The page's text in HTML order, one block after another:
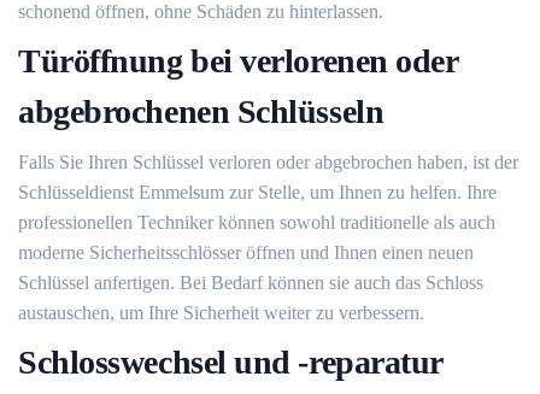
schonend öffnen, ohne Schäden zu hinterlassen.​
Türöffnung bei verlorenen oder
abgebrochenen Schlüsseln
Falls Sie Ihren Schlüssel verloren oder abgebrochen haben, ist der
Schlüsseldienst Emmelsum zur Stelle, um Ihnen zu helfen.​ Ihre
professionellen Techniker können sowohl traditionelle als auch
moderne Sicherheitsschlösser öffnen und Ihnen einen neuen
Schlüssel anfertigen.​ Bei Bedarf können sie auch das Schloss
austauschen, um Ihre Sicherheit weiter zu verbessern.​
Schlosswechsel und -reparatur